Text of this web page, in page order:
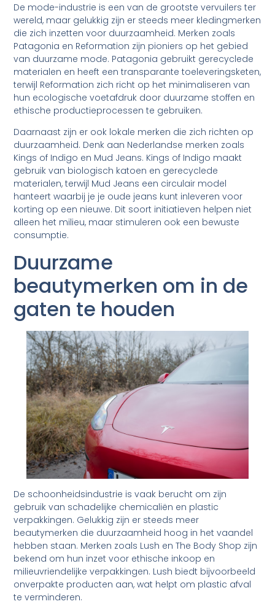
De mode-industrie is een van de grootste vervuilers ter
wereld, maar gelukkig zijn er steeds meer kledingmerken
die zich inzetten voor duurzaamheid. Merken zoals
Patagonia en Reformation zijn pioniers op het gebied
van duurzame mode. Patagonia gebruikt gerecyclede
materialen en heeft een transparante toeleveringsketen,
terwijl Reformation zich richt op het minimaliseren van
hun ecologische voetafdruk door duurzame stoffen en
ethische productieprocessen te gebruiken.
Daarnaast zijn er ook lokale merken die zich richten op
duurzaamheid. Denk aan Nederlandse merken zoals
Kings of Indigo en Mud Jeans. Kings of Indigo maakt
gebruik van biologisch katoen en gerecyclede
materialen, terwijl Mud Jeans een circulair model
hanteert waarbij je je oude jeans kunt inleveren voor
korting op een nieuwe. Dit soort initiatieven helpen niet
alleen het milieu, maar stimuleren ook een bewuste
consumptie.
Duurzame
beautymerken om in de
gaten te houden
De schoonheidsindustrie is vaak berucht om zijn
gebruik van schadelijke chemicaliën en plastic
verpakkingen. Gelukkig zijn er steeds meer
beautymerken die duurzaamheid hoog in het vaandel
hebben staan. Merken zoals Lush en The Body Shop zijn
bekend om hun inzet voor ethische inkoop en
milieuvriendelijke verpakkingen. Lush biedt bijvoorbeeld
onverpakte producten aan, wat helpt om plastic afval
te verminderen.